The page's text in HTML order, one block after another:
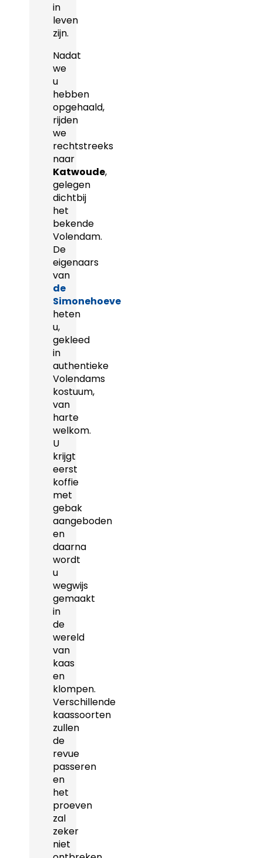
in
leven
zijn.
Nadat
we
u
hebben
opgehaald,
rijden
we
rechtstreeks
naar
Katwoude,
gelegen
dichtbij
het
bekende
Volendam.
De
eigenaars
van
de
Simonehoeve
heten
u,
gekleed
in
authentieke
Volendams
kostuum,
van
harte
welkom.
U
krijgt
eerst
koffie
met
gebak
aangeboden
en
daarna
wordt
u
wegwijs
gemaakt
in
de
wereld
van
kaas
en
klompen.
Verschillende
kaassoorten
zullen
de
revue
passeren
en
het
proeven
zal
zeker
niet